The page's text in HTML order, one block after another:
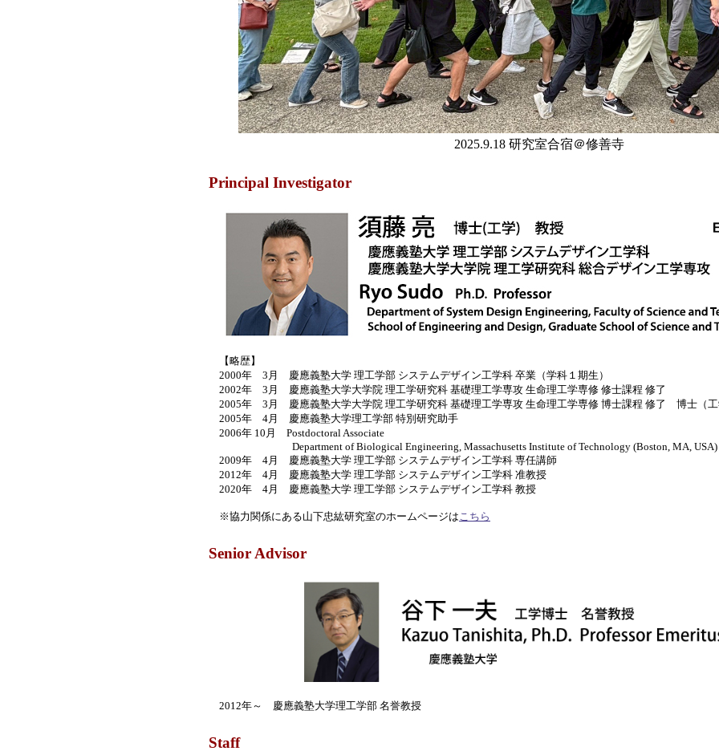
2025.9.18 研究室合宿＠修善寺
Principal Investigator
【略歴】
2000年 3月 慶應義塾大学 理工学部 システムデザイン工学科 卒業（学科１期生）
2002年 3月 慶應義塾大学大学院 理工学研究科 基礎理工学専攻 生命理工学専修 修士課程 修了
2005年 3月 慶應義塾大学大学院 理工学研究科 基礎理工学専攻 生命理工学専修 博士課程 修了 博士（
2005年 4月 慶應義塾大学理工学部 特別研究助手
2006年 10月 Postdoctoral Associate
Department of Biological Engineering, Massachusetts Institute of Technology (Boston, MA, USA)
2009年 4月 慶應義塾大学 理工学部 システムデザイン工学科 専任講師
2012年 4月 慶應義塾大学 理工学部 システムデザイン工学科 准教授
2020年 4月 慶應義塾大学 理工学部 システムデザイン工学科 教授
※協力関係にある山下忠紘研究室のホームページはこちら
Senior Advisor
2012年～ 慶應義塾大学理工学部 名誉教授
Staff